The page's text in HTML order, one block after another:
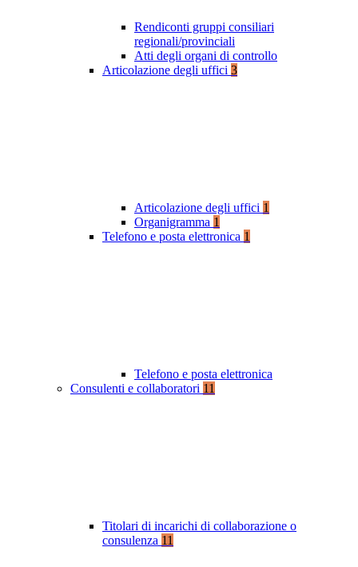
Rendiconti gruppi consiliari
regionali/provinciali
Atti degli organi di controllo
Articolazione degli uffici 3
Articolazione degli uffici 1
Organigramma 1
Telefono e posta elettronica 1
Telefono e posta elettronica
Consulenti e collaboratori 11
Titolari di incarichi di collaborazione o
consulenza 11